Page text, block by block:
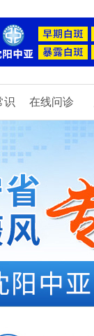
识 在线问诊